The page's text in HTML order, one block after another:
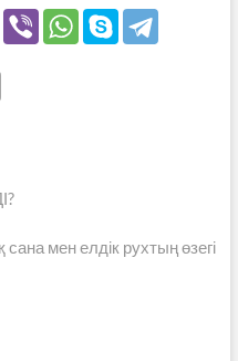
сана мен елдік рухтың өзегі